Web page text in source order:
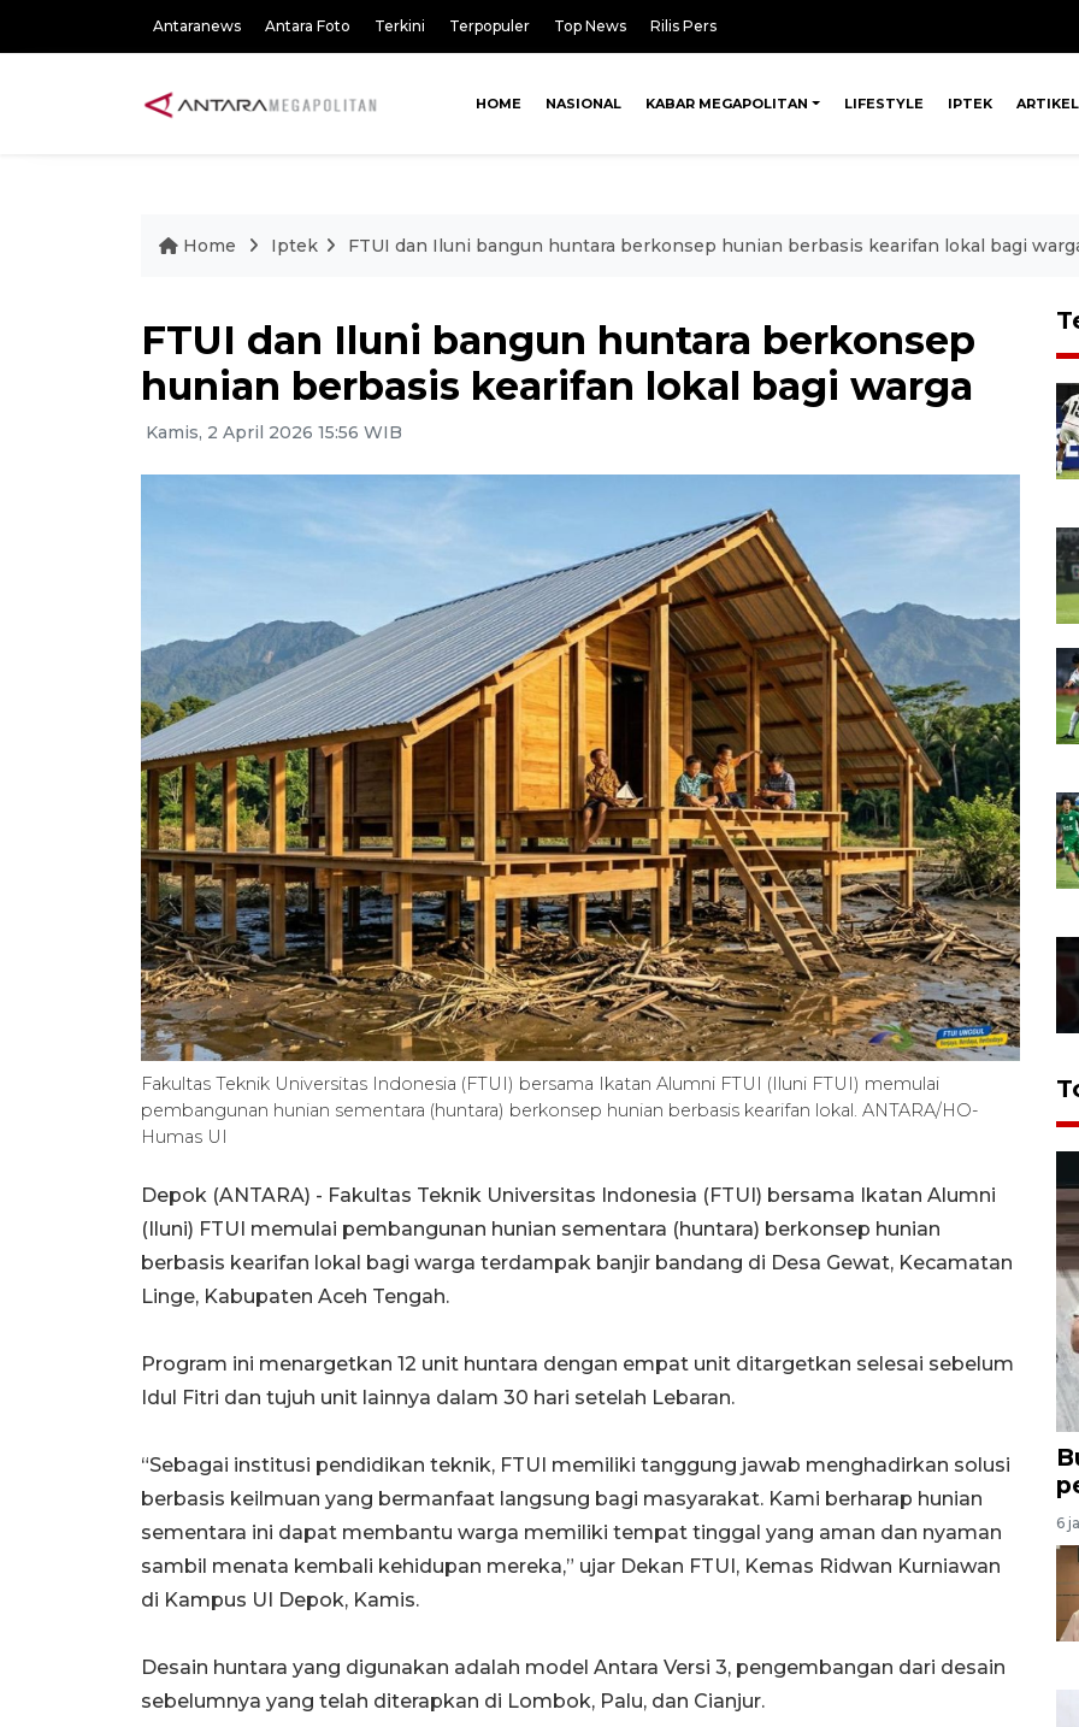
Antaranews Antara Foto Terkini Terpopuler Top News Rilis Pers
HOME NASIONAL KABAR MEGAPOLITAN LIFESTYLE IPTEK ARTIKEL
Home Iptek FTUI dan Iluni bangun huntara berkonsep hunian berbasis kearifan lokal bagi
FTUI dan Iluni bangun huntara berkonsep
hunian berbasis kearifan lokal bagi warga
Kamis, 2 April 2026 15:56 WIB
Fakultas Teknik Universitas Indonesia (FTUI) bersama Ikatan Alumni FTUI (Iluni FTUI) memulai
pembangunan hunian sementara (huntara) berkonsep hunian berbasis kearifan lokal. ANTARA/HO-
Humas UI
Depok (ANTARA) - Fakultas Teknik Universitas Indonesia (FTUI) bersama Ikatan Alumni
(Iluni) FTUI memulai pembangunan hunian sementara (huntara) berkonsep hunian
berbasis kearifan lokal bagi warga terdampak banjir bandang di Desa Gewat, Kecamatan
Linge, Kabupaten Aceh Tengah.
Program ini menargetkan 12 unit huntara dengan empat unit ditargetkan selesai sebelum
Idul Fitri dan tujuh unit lainnya dalam 30 hari setelah Lebaran.
“Sebagai institusi pendidikan teknik, FTUI memiliki tanggung jawab menghadirkan solusi
berbasis keilmuan yang bermanfaat langsung bagi masyarakat. Kami berharap hunian
sementara ini dapat membantu warga memiliki tempat tinggal yang aman dan nyaman
sambil menata kembali kehidupan mereka,” ujar Dekan FTUI, Kemas Ridwan Kurniawan
di Kampus UI Depok, Kamis.
Desain huntara yang digunakan adalah model Antara Versi 3, pengembangan dari desain
sebelumnya yang telah diterapkan di Lombok, Palu, dan Cianjur.
6